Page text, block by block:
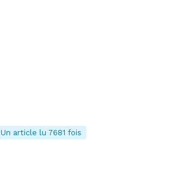
Un article lu 7681 fois